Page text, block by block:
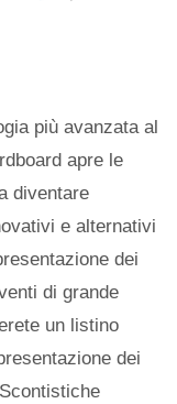
più avanzata al
apre le
diventare
e alternativi
dei
di grande
un listino
dei